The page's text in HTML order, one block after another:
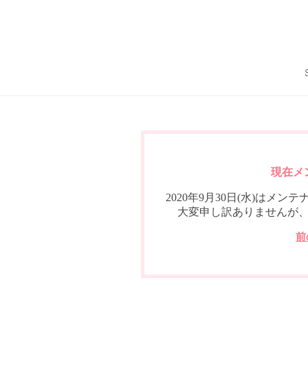
現在メ
2020年9月30日(水)はメンテ
大変申し訳ありませんが
前